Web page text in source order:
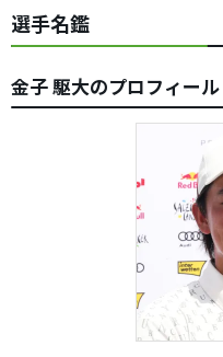
選手名鑑
金子 駆大のプロフィー